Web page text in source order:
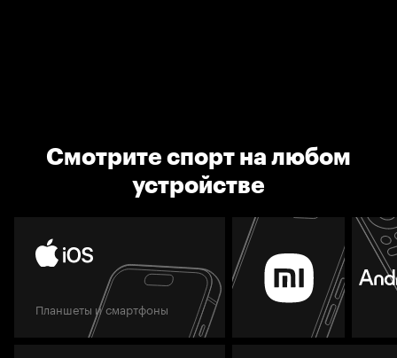
Смотрите спорт на любом
устройстве
Планшеты и смартфоны